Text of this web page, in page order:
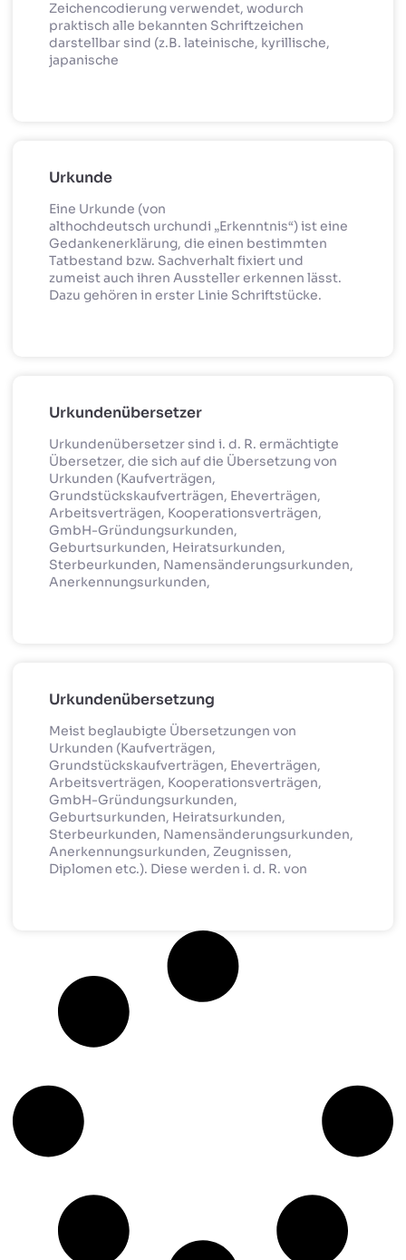
Zeichencodierung verwendet, wodurch
praktisch alle bekannten Schriftzeichen
darstellbar sind (z.B. lateinische, kyrillische,
japanische
Urkunde
Eine Urkunde (von
althochdeutsch urchundi „Erkenntnis“) ist eine
Gedankenerklärung, die einen bestimmten
Tatbestand bzw. Sachverhalt fixiert und
zumeist auch ihren Aussteller erkennen lässt.
Dazu gehören in erster Linie Schriftstücke.
Urkundenübersetzer
Urkundenübersetzer sind i. d. R. ermächtigte
Übersetzer, die sich auf die Übersetzung von
Urkunden (Kaufverträgen,
Grundstückskaufverträgen, Eheverträgen,
Arbeitsverträgen, Kooperationsverträgen,
GmbH-Gründungsurkunden,
Geburtsurkunden, Heiratsurkunden,
Sterbeurkunden, Namensänderungsurkunden,
Anerkennungsurkunden,
Urkundenübersetzung
Meist beglaubigte Übersetzungen von
Urkunden (Kaufverträgen,
Grundstückskaufverträgen, Eheverträgen,
Arbeitsverträgen, Kooperationsverträgen,
GmbH-Gründungsurkunden,
Geburtsurkunden, Heiratsurkunden,
Sterbeurkunden, Namensänderungsurkunden,
Anerkennungsurkunden, Zeugnissen,
Diplomen etc.). Diese werden i. d. R. von